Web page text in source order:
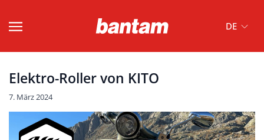
DE
Elektro-Roller von KITO
7. März 2024